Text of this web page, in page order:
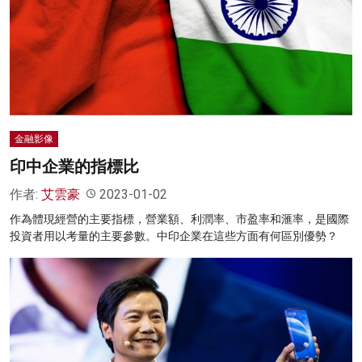
名家榜
灼見活動
關於我們
金融影像
印中企業的指標比
作者: 艾雲豪 2023-01-02
作為體現經營的主要指標，營業額、利潤率、市盈率和滙率，是國際
投資者用以考量的主要參數。中印企業在這些方面有何區別優勢？